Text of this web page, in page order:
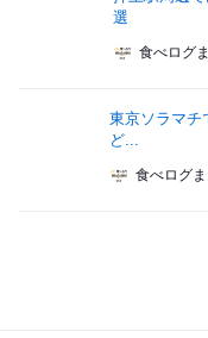
選
食べログ
東京ソラマチ
ど...
食べログ